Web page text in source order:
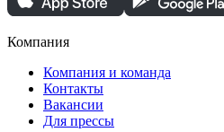
Компания
Компания и команда
Контакты
Вакансии
Для прессы